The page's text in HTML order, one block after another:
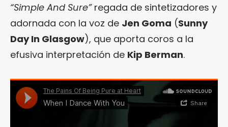
“Simple And Sure”regada de sintetizadores y
adornada con la voz de Jen Goma (Sunny
Day In Glasgow), que aporta coros a la
efusiva interpretación de Kip Berman.